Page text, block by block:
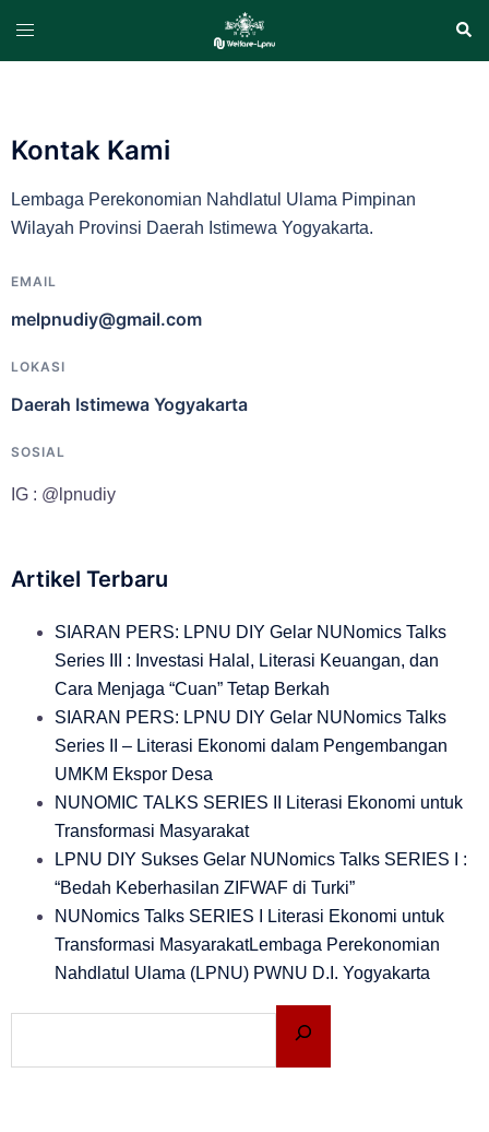
Kontak Kami
Lembaga Perekonomian Nahdlatul Ulama Pimpinan
Wilayah Provinsi Daerah Istimewa Yogyakarta.
EMAIL
melpnudiy@gmail.com
LOKASI
Daerah Istimewa Yogyakarta
SOSIAL
IG : @lpnudiy
Artikel Terbaru
SIARAN PERS: LPNU DIY Gelar NUNomics Talks
Series III : Investasi Halal, Literasi Keuangan, dan
Cara Menjaga “Cuan” Tetap Berkah
SIARAN PERS: LPNU DIY Gelar NUNomics Talks
Series II – Literasi Ekonomi dalam Pengembangan
UMKM Ekspor Desa
NUNOMIC TALKS SERIES II Literasi Ekonomi untuk
Transformasi Masyarakat
LPNU DIY Sukses Gelar NUNomics Talks SERIES I :
“Bedah Keberhasilan ZIFWAF di Turki”
NUNomics Talks SERIES I Literasi Ekonomi untuk
Transformasi MasyarakatLembaga Perekonomian
Nahdlatul Ulama (LPNU) PWNU D.I. Yogyakarta